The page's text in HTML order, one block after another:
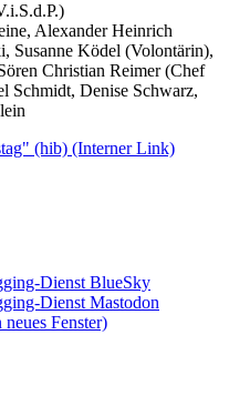
Alexander Heinrich
Susanne Ködel (Volontärin),
Christian Reimer (Chef
Schmidt, Denise Schwarz,
(hib) (Interner Link)
Dienst BlueSky
Dienst Mastodon
Fenster)